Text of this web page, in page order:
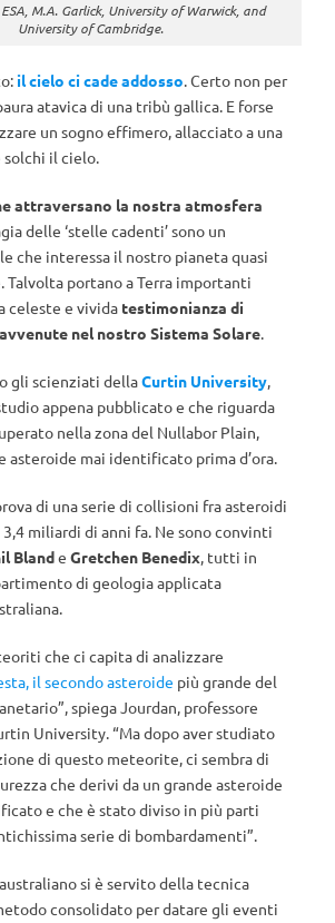
M.A. Garlick, University of Warwick, and
University of Cambridge.
il cielo ci cade addosso. Certo non per
atavica di una tribù gallica. E forse
un sogno effimero, allacciato a una
solchi il cielo.
attraversano la nostra atmosfera
delle ‘stelle cadenti’ sono un
che interessa il nostro pianeta quasi
portano a Terra importanti
celeste e vivida testimonianza di
avvenute nel nostro Sistema Solare.
gli scienziati dellaCurtin University,
appena pubblicato e che riguarda
nella zona del Nullabor Plain,
asteroide mai identificato prima d’ora.
di una serie di collisioni fra asteroidi
miliardi di anni fa. Ne sono convinti
Blande Gretchen Benedix, tutti in
di geologia applicata
che ci capita di analizzare
il secondo asteroide più grande del
spiega Jourdan, professore
University. “Ma dopo aver studiato
di questo meteorite, ci sembra di
che derivi da un grande asteroide
e che è stato diviso in più parti
serie di bombardamenti”.
si è servito della tecnica
consolidato per datare gli eventi